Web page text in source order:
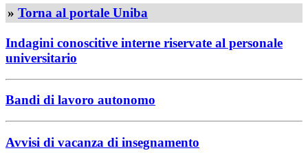
» Torna al portale Uniba
Indagini conoscitive interne riservate al personale
universitario
Bandi di lavoro autonomo
Avvisi di vacanza di insegnamento